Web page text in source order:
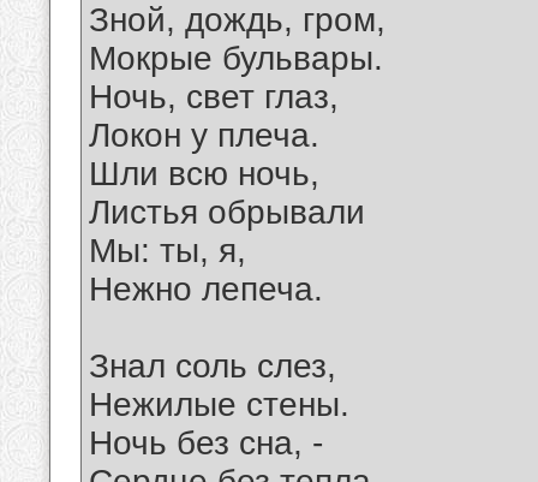
Зной, дождь, гром,
Мокрые бульвары.
Ночь, свет глаз,
Локон у плеча.
Шли всю ночь,
Листья обрывали
Мы: ты, я,
Нежно лепеча.
Знал соль слез,
Нежилые стены.
Ночь без сна, -